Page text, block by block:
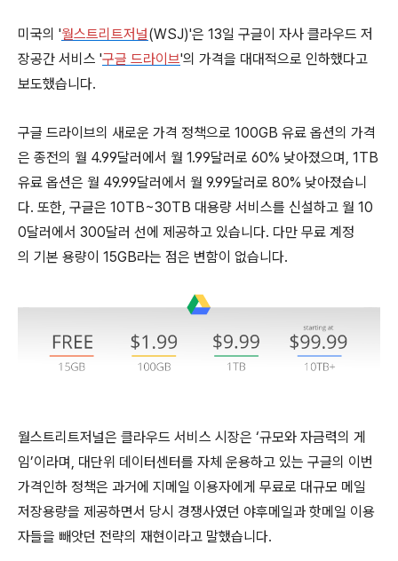
미국의 '월스트리트저널(WSJ)'은 13일 구글이 자사 클라우드 저
장공간 서비스 '구글 드라이브'의 가격을 대대적으로 인하했다고
보도했습니다.
구글 드라이브의 새로운 가격 정책으로 100GB 유료 옵션의 가격
은 종전의 월 4.99달러에서 월 1.99달러로 60% 낮아졌으며, 1TB
유료 옵션은 월 49.99달러에서 월 9.99달러로 80% 낮아졌습니
다. 또한, 구글은 10TB~30TB 대용량 서비스를 신설하고 월 10
0달러에서 300달러 선에 제공하고 있습니다. 다만 무료 계정
의 기본 용량이 15GB라는 점은 변함이 없습니다.
월스트리트저널은 클라우드 서비스 시장은 ‘규모와 자금력의 게
임’이라며, 대단위 데이터센터를 자체 운용하고 있는 구글의 이번
가격인하 정책은 과거에 지메일 이용자에게 무료로 대규모 메일
저장용량을 제공하면서 당시 경쟁사였던 야후메일과 핫메일 이용
자들을 빼앗던 전략의 재현이라고 말했습니다.